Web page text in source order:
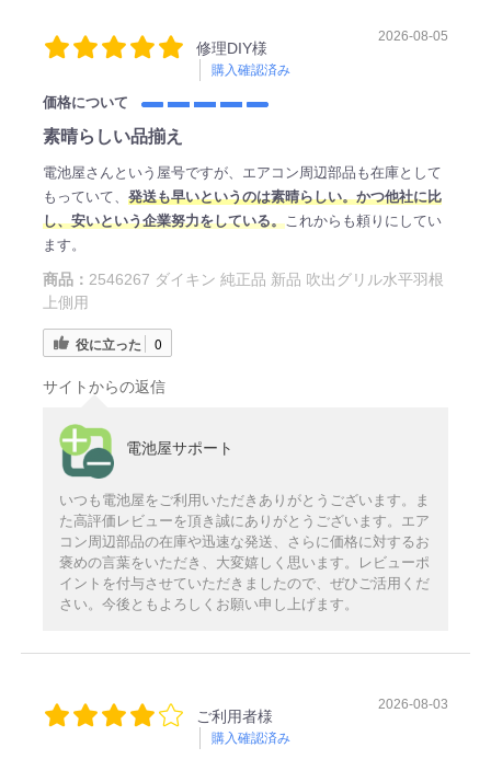
修理DIY様
購入確認済み
2026-08-05
価格について
素晴らしい品揃え
電池屋さんという屋号ですが、エアコン周辺部品も在庫として
もっていて、 発送も早いというのは素晴らしい。かつ他社に比
し、安いという企業努力をしている。これからも頼りにしてい
ます。
商品： 2546267 ダイキン 純正品 新品 吹出グリル水平羽根
上側用
役に立った 0
サイトからの返信
電池屋サポート
いつも電池屋をご利用いただきありがとうございます。ま
た高評価レビューを頂き誠にありがとうございます。エア
コン周辺部品の在庫や迅速な発送、さらに価格に対するお
褒めの言葉をいただき、大変嬉しく思います。レビューポ
イントを付与させていただきましたので、ぜひご活用くだ
さい。今後ともよろしくお願い申し上げます。
ご利用者様
購入確認済み
2026-08-03